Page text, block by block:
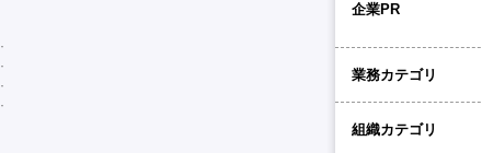
企業PR
業務カテゴリ
組織カテゴリ